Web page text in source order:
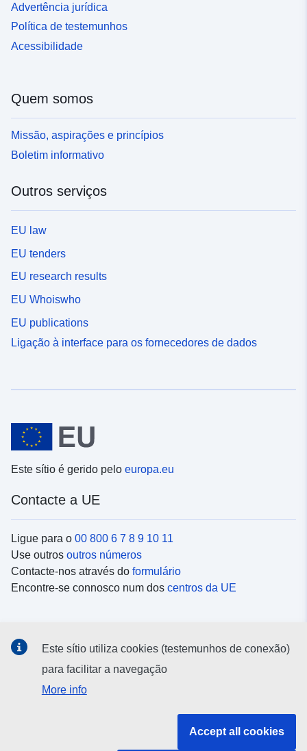
Advertência jurídica
Política de testemunhos
Acessibilidade
Quem somos
Missão, aspirações e princípios
Boletim informativo
Outros serviços
EU law
EU tenders
EU research results
EU Whoiswho
EU publications
Ligação à interface para os fornecedores de dados
Este sítio é gerido pelo europa.eu
Contacte a UE
Ligue para o 00 800 6 7 8 9 10 11
Use outros outros números
Contacte-nos através do formulário
Encontre-se connosco num dos centros da UE
Procure as contas da UE nasredes sociais
Instituições e organismos da UE
Este sítio utiliza cookies (testemunhos de conexão)
para facilitar a navegação
More info
Accept all cookies